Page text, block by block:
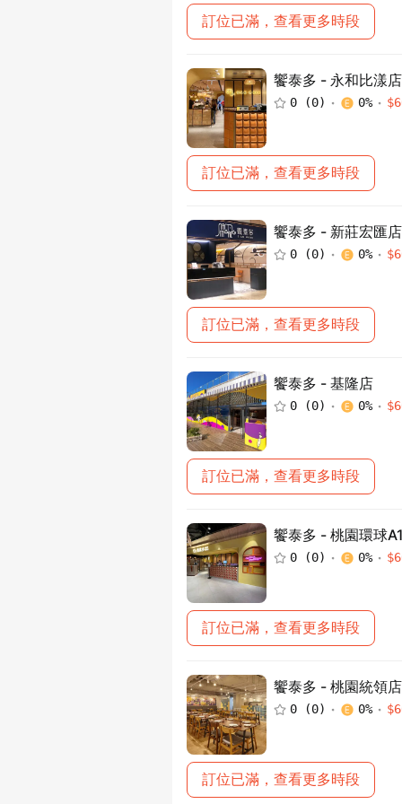
訂位已滿，查看更多時段
饗泰多 - 永和比漾店
0 (0) 0% $
訂位已滿，查看更多時段
饗泰多 - 新莊宏匯店
0 (0) 0% $
訂位已滿，查看更多時段
饗泰多 - 基隆店
0 (0) 0% $
訂位已滿，查看更多時段
饗泰多 - 桃園環球
0 (0) 0% $
訂位已滿，查看更多時段
饗泰多 - 桃園統領店
0 (0) 0% $
訂位已滿，查看更多時段